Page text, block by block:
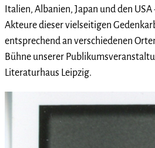
Italien, Albanien, Japan und den
Akteure dieser vielseitigen
entsprechend an verschiedenen
Bühne unserer
Literaturhaus Leipzig.